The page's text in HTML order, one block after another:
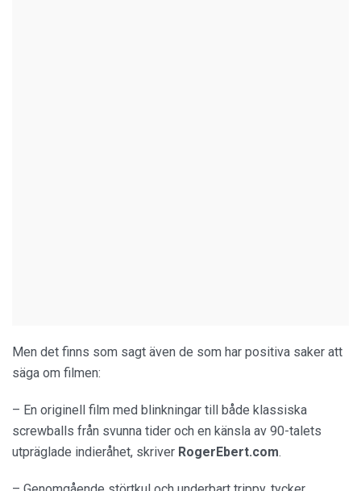
Men det finns som sagt även de som har positiva saker att
säga om filmen:
– En originell film med blinkningar till både klassiska
screwballs från svunna tider och en känsla av 90-talets
utpräglade indieråhet, skriver RogerEbert.com.